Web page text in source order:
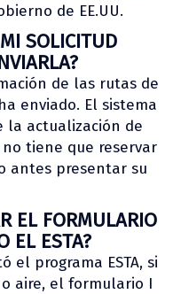
de EE.UU.
SOLICITUD
de las rutas de
enviado. El sistema
la actualización de
tiene que reservar
antes presentar su
EL FORMULARIO
EL ESTA?
el programa ESTA, si
aire, el formulario I